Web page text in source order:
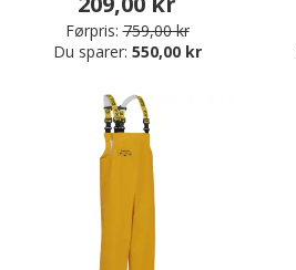
Førpris: 759,00 kr
Du sparer: 550,00 kr